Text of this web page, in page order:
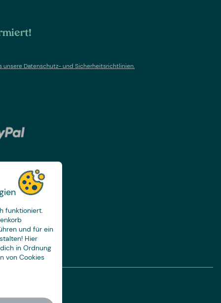
funktioniert.
und für ein
Hier
in Ordnung
von Cookies
unsere Datenschutz- und Sicherheitsrichtlinien.